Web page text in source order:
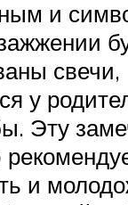
и
свечи,
у
Эту
и